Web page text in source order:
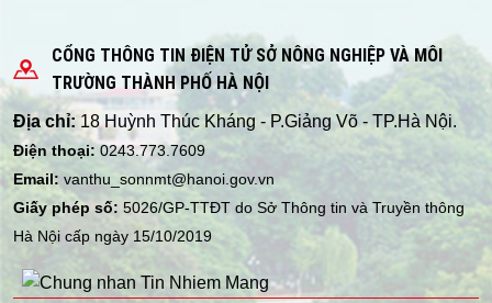
CỔNG THÔNG TIN ĐIỆN TỬ SỞ NÔNG NGHIỆP VÀ MÔI
TRƯỜNG THÀNH PHỐ HÀ NỘI
Địa chỉ: 18 Huỳnh Thúc Kháng - P.Giảng Võ - TP.Hà Nội.
Điện thoại: 0243.773.7609
Email: vanthu_sonnmt@hanoi.gov.vn
Giấy phép số: 5026/GP-TTĐT do Sở Thông tin và Truyền thông
Hà Nội cấp ngày 15/10/2019